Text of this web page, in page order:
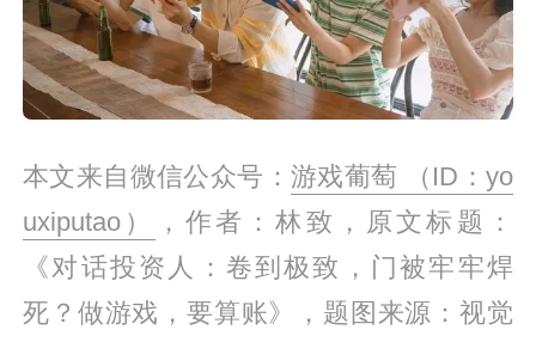
本文来自微信公众号： 游戏葡萄 （ID：yo
uxiputao）
，作者：林致，原文标题：
《对话投资人：卷到极致，门被牢牢焊
死？做游戏，要算账》，题图来源：视觉